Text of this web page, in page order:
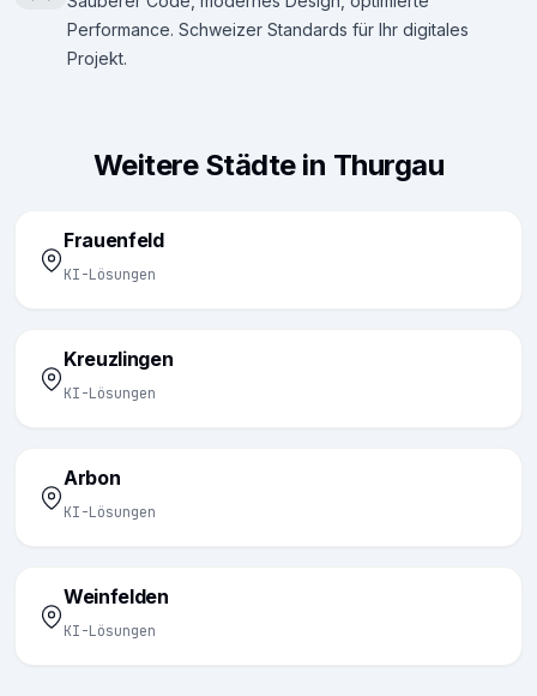
Performance. Schweizer Standards für Ihr digitales
Projekt.
Weitere Städte in Thurgau
Frauenfeld
KI-Lösungen
Kreuzlingen
KI-Lösungen
Arbon
KI-Lösungen
Weinfelden
KI-Lösungen